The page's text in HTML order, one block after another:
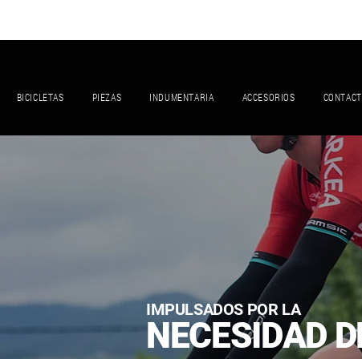
BICICLETAS PIEZAS INDUMENTARIA ACCESORIOS
IMPULSADOS POR LA
NECESIDAD